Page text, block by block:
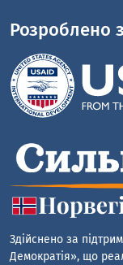
Розроблено
Здійснено за
Демократія», що